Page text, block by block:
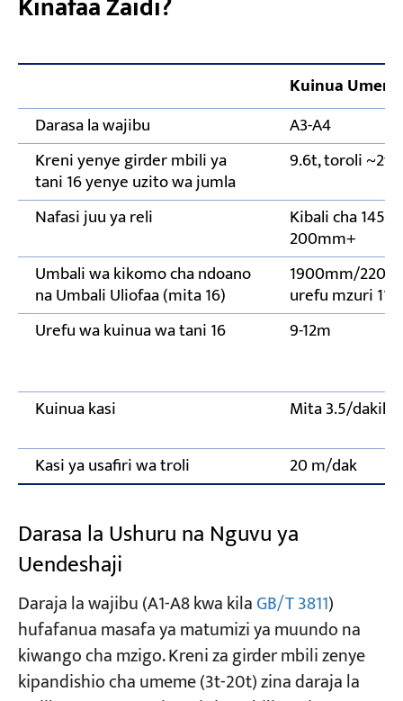
Kuinua
Darasa la wajibu
A3-A4
Kreni yenye girder mbili ya
tani 16 yenye uzito wa jumla
9.6t, toroli ~2t
Nafasi juu ya reli Kibali cha
200mm+
Umbali wa kikomo cha ndoano
na Umbali Uliofaa (mita 16)
1900mm/
urefu mzuri
Urefu wa kuinua wa tani 16
9-12m
Kuinua kasi Mita 3.5/dakika
Kasi ya usafiri wa troli 20 m/dak
Darasa la Ushuru na Nguvu ya
Uendeshaji
Daraja la wajibu (A1-A8 kwa kilaGB/T 3811)
hufafanua masafa ya matumizi ya muundo na
kiwango cha mzigo. Kreni za girder mbili zenye
kipandishio cha umeme (3t-20t) zina daraja la